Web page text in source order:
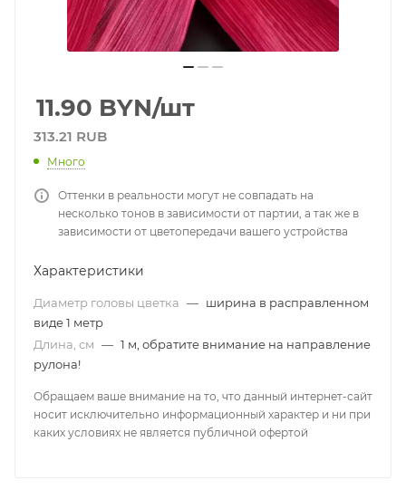
11.90 BYN/шт
313.21 RUB
Много
Оттенки в реальности могут не совпадать на
несколько тонов в зависимости от партии, а так же в
зависимости от цветопередачи вашего устройства
Характеристики
Диаметр головы цветка — ширина в расправленном
виде 1 метр
Длина, см — 1 м, обратите внимание на направление
рулона!
Обращаем ваше внимание на то, что данный интернет-сайт
носит исключительно информационный характер и ни при
каких условиях не является публичной офертой